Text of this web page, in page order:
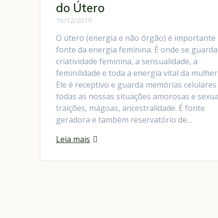
do Útero
16/12/2019
O útero (energia e não órgão) é importante
fonte da energia feminina. É onde se
criatividade feminina, a sensualidade, a
feminilidade e toda a energia vital da mulher.
Ele é receptivo e guarda memórias celulares
todas as nossas situações amorosas e
traições, mágoas, ancestralidade. É fonte
geradora e também reservatório de…
Leia mais